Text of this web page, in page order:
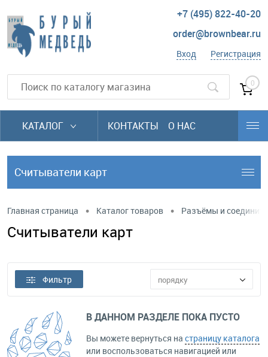
+7 (495) 822-40-20
order@brownbear.ru
Вход Регистрация
0
КАТАЛОГ КОНТАКТЫ О НАС
Считыватели карт
Главная страница • Каталог товаров • Разъёмы и
Считыватели карт
Фильтр порядку
В ДАННОМ РАЗДЕЛЕ ПОКА ПУСТО
Вы можете вернуться на страницу каталога
или воспользоваться навигацией или